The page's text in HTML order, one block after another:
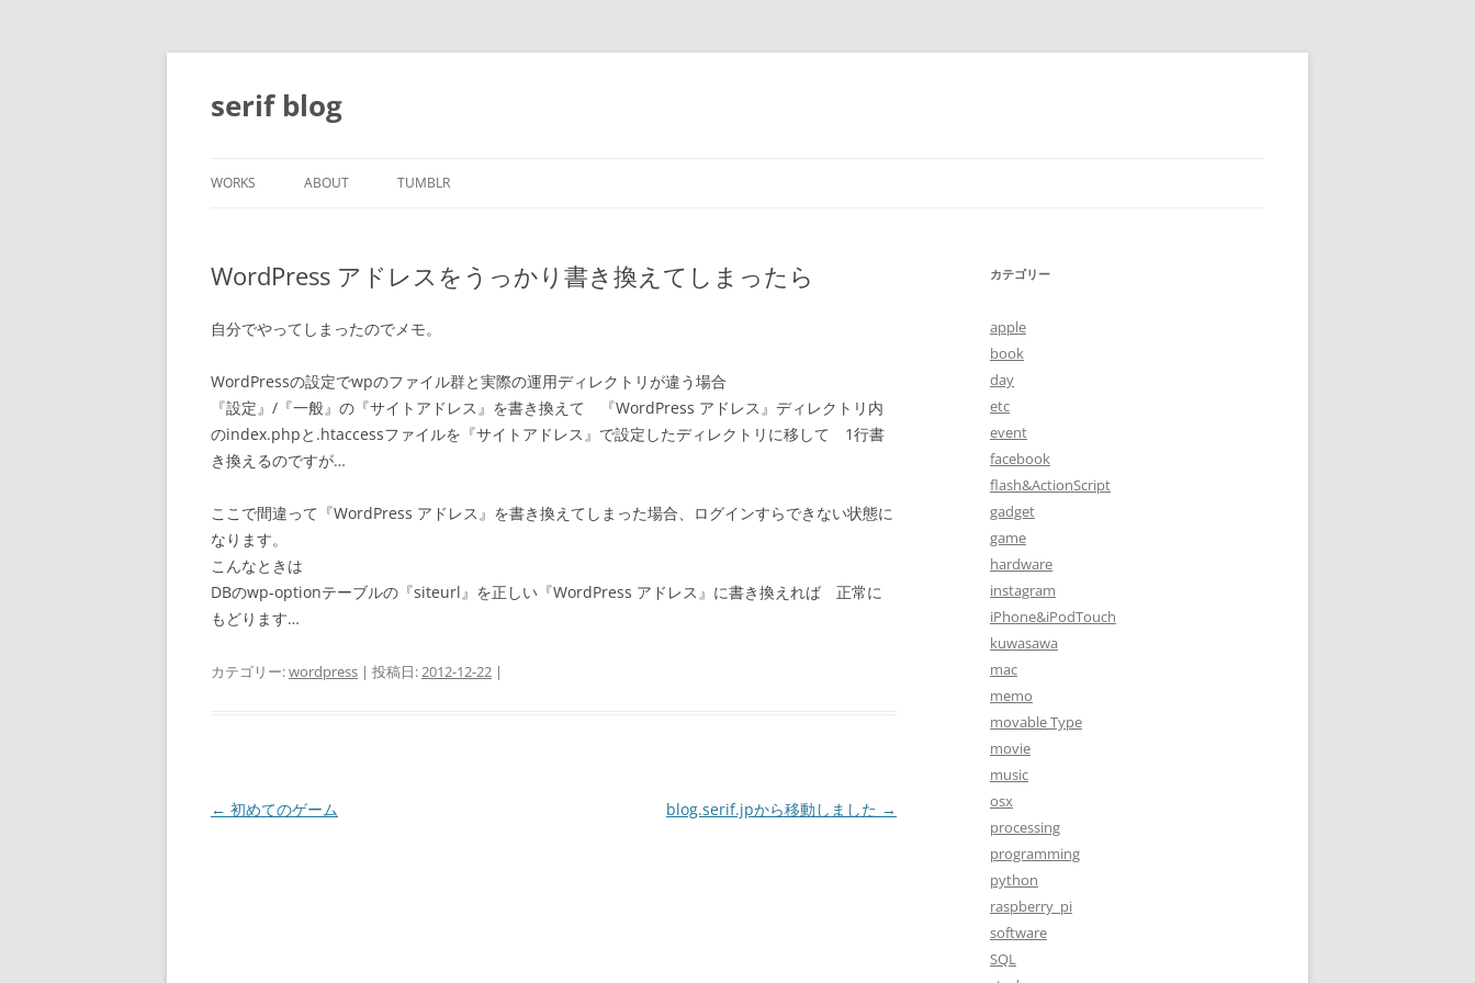
コ
ン
ツ
ッ
serif blog
WORKS ABOUT TUMBLR
WordPress アドレスをうっかり書き換えてしまったら
自分でやってしまったのでメモ。
WordPressの設定でwpのファイル群と実際の運用ディレクトリが違う場合
『設定』/『一般』の『サイトアドレス』を書き換えて 『WordPress アドレス』ディレクトリ内
のindex.phpと.htaccessファイルを『サイトアドレス』で設定したディレクトリに移して 1行書
き換えるのですが…
ここで間違って『WordPress アドレス』を書き換えてしまった場合、ログインすらできない状態に
なります。
こんなときは
DBのwp-optionテーブルの『siteurl』を正しい『WordPress アドレス』に書き換えれば 正常に
もどります…
カテゴリー:wordpress | 投稿日:2012-12-22 |
投
← 初めてのゲーム blog.serif.jpから移動しました →
カテゴリー
apple
book
day
etc
event
facebook
flash&ActionScript
gadget
game
hardware
instagram
iPhone&iPodTouch
kuwasawa
mac
memo
movable Type
movie
music
osx
processing
programming
python
raspberry_pi
software
SQL